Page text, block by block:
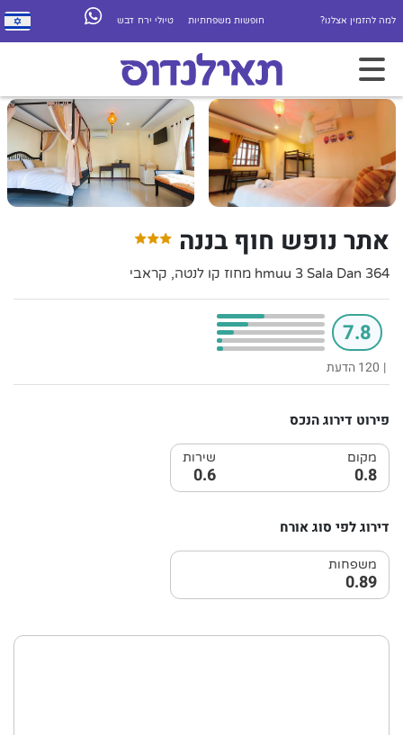
למה להזמין אצלנו? חופשות משפחתיות טיולי ירח דבש
אתר נופש חוף בננה
364 hmuu 3 Sala Dan מחוז קו לנטה, קראבי
7.8
| 120 הדעת
פירוט דירוג הנכס
מקום
0.8
שירות
0.6
דירוג לפי סוג אורח
משפחות
0.89